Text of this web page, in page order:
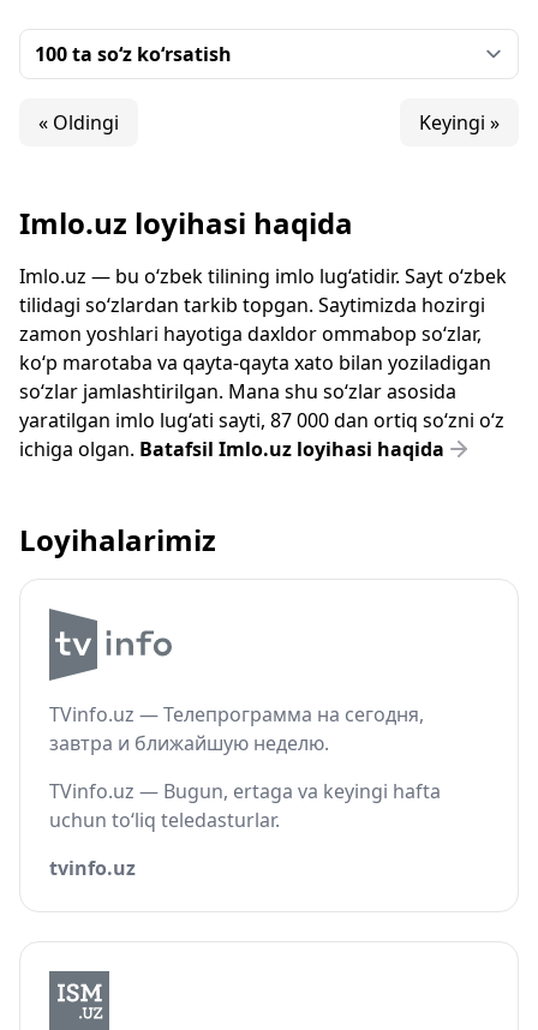
« Oldingi Keyingi »
Imlo.uz loyihasi haqida
Imlo.uz — bu o‘zbek tilining imlo lug‘atidir. Sayt o‘zbek
tilidagi so‘zlardan tarkib topgan. Saytimizda hozirgi
zamon yoshlari hayotiga daxldor ommabop so‘zlar,
ko‘p marotaba va qayta-qayta xato bilan yoziladigan
so‘zlar jamlashtirilgan. Mana shu so‘zlar asosida
yaratilgan imlo lug‘ati sayti, 87 000 dan ortiq so‘zni o‘z
ichiga olgan. Batafsil Imlo.uz loyihasi haqida
Loyihalarimiz
TVinfo.uz — Телепрограмма на сегодня,
завтра и ближайшую неделю.
TVinfo.uz — Bugun, ertaga va keyingi hafta
uchun to‘liq teledasturlar.
tvinfo.uz